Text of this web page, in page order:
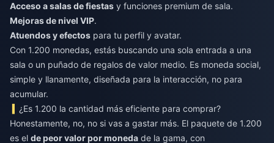
Acceso a salas de fiestas y funciones premium de sala.
Mejoras de nivel VIP.
Atuendos y efectos para tu perfil y avatar.
Con 1.200 monedas, estás buscando una sola entrada a una
sala o un puñado de regalos de valor medio. Es moneda social,
simple y llanamente, diseñada para la interacción, no para
acumular.
¿Es 1.200 la cantidad más eficiente para comprar?
Honestamente, no, no si vas a gastar más. El paquete de 1.200
es el de peor valor por moneda de la gama, con